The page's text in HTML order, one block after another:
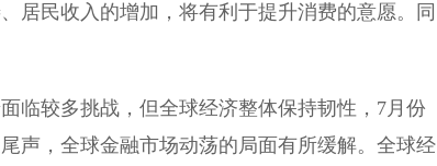
居民收入的增加，将有利于提升消费的意愿。同
较多挑战，但全球经济整体保持韧性，7月份
声，全球金融市场动荡的局面有所缓解。全球经